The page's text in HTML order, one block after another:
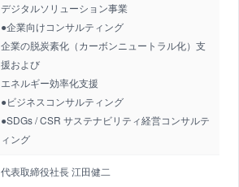
デジタルソリューション事業
●企業向けコンサルティング
企業の脱炭素化（カーボンニュートラル化）支
援および
エネルギー効率化支援
●ビジネスコンサルティング
●SDGs / CSR サステナビリティ経営コンサルテ
ィング
代表取締役社長 江田健二